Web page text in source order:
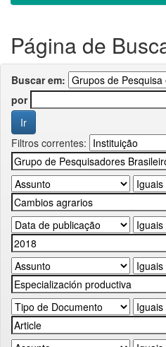
Página de
Buscar em:
por
Filtros correntes: